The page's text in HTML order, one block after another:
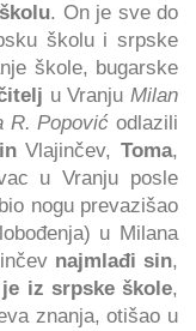
. On je sve do
školu i srpske
škole, bugarske
u Vranju Milan
R. Popović odlazili
Vlajinčev,Toma,
u Vranju posle
nogu prevazišao
u Milana
najmlađi sin,
je iz srpske škole,
znanja, otišao u